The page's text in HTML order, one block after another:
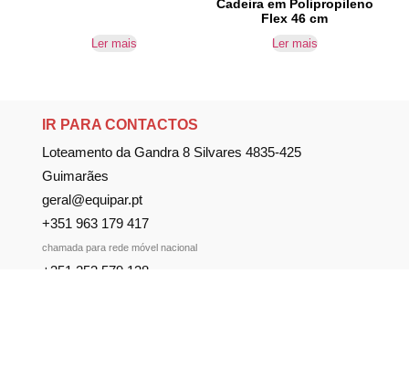
Ler mais
Cadeira em Polipropileno
Flex 46 cm
Ler mais
IR PARA CONTACTOS
Loteamento da Gandra 8 Silvares 4835-425
Guimarães
geral@equipar.pt
+351 963 179 417
chamada para rede móvel nacional
+351 253 579 138